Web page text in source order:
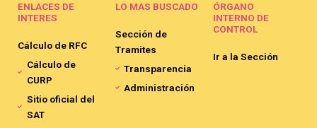
ENLACES DE
INTERES
Cálculo de RFC
Cálculo de
CURP
Sitio oficial del
SAT
LO MAS BUSCADO
Sección de
Tramites
Transparencia
Administración
ÓRGANO
INTERNO DE
CONTROL
Ir a la Sección